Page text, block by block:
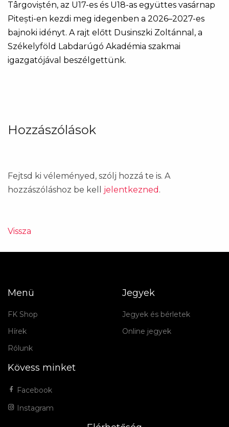
Târgoviștén, az U17-es és U18-as együttes vasárnap
Pitești-en kezdi meg idegenben a 2026–2027-es
bajnoki idényt. A rajt előtt Dusinszki Zoltánnal, a
Székelyföld Labdarúgó Akadémia szakmai
igazgatójával beszélgettünk.
Hozzászólások
Fejtsd ki véleményed, szólj hozzá te is. A
hozzászóláshoz be kell jelentkezned .
Vissza
Menü
FK Shop
Hírek
Rólunk
Jegyek
Jegyek és bérletek
Online jegyek
Kövess minket
Facebook
Instagram